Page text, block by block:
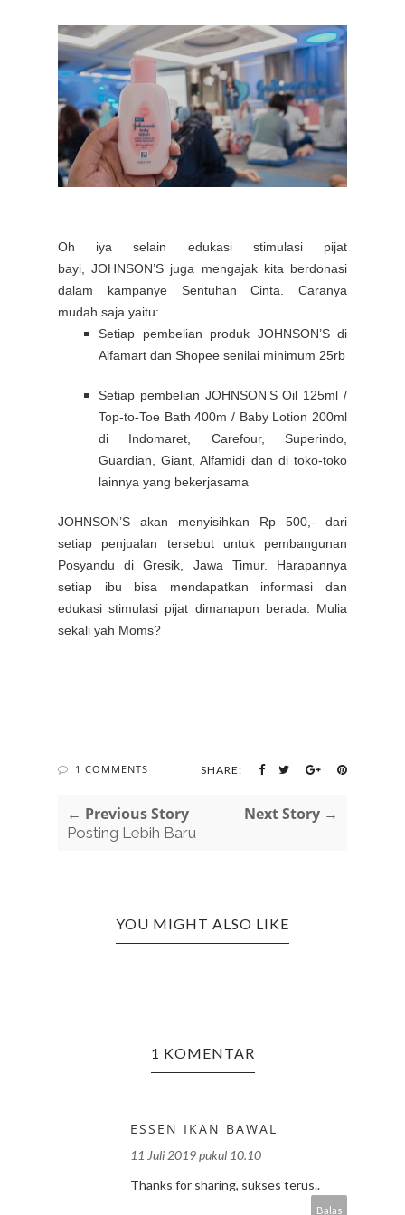
Oh iya selain edukasi stimulasi pijat
bayi,JOHNSON’S juga mengajak kita berdonasi
dalam kampanye Sentuhan Cinta. Caranya
mudah saja yaitu:
Setiap pembelian produk JOHNSON’S di
Alfamart dan Shopee senilai minimum 25rb
Setiap pembelian JOHNSON’S Oil 125ml /
Top-to-Toe Bath 400m / Baby Lotion 200ml
di Indomaret, Carefour, Superindo,
Guardian, Giant, Alfamidi dan di toko-toko
lainnya yang bekerjasama
JOHNSON’S akan menyisihkan Rp 500,- dari
setiap penjualan tersebut untuk pembangunan
Posyandu di Gresik, Jawa Timur. Harapannya
setiap ibu bisa mendapatkan informasi dan
edukasi stimulasi pijat dimanapun berada. Mulia
sekali yah Moms?
1 COMMENTS SHARE:
← Previous Story
Posting Lebih Baru
Next Story →
YOU MIGHT ALSO LIKE
1 KOMENTAR
ESSEN IKAN BAWAL
11 Juli 2019 pukul 10.10
Thanks for sharing, sukses terus..
Balas